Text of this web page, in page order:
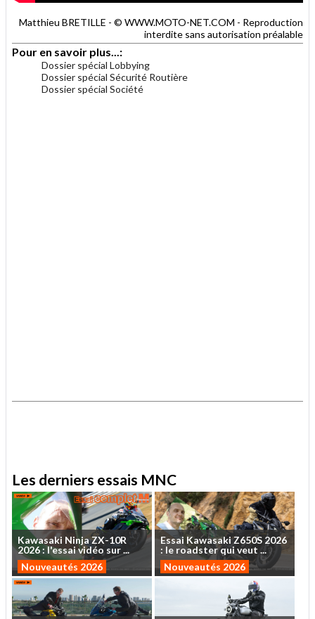
Matthieu BRETILLE - © WWW.MOTO-NET.COM - Reproduction
interdite sans autorisation préalable
Pour en savoir plus...:
Dossier spécial Lobbying
Dossier spécial Sécurité Routière
Dossier spécial Société
Les derniers essais MNC
Kawasaki NinjaZX-10R
2026: l'essaividéo sur...
Nouveautés 2026
Essai Kawasaki Z650S 2026
: le roadsterquiveut ...
Nouveautés 2026